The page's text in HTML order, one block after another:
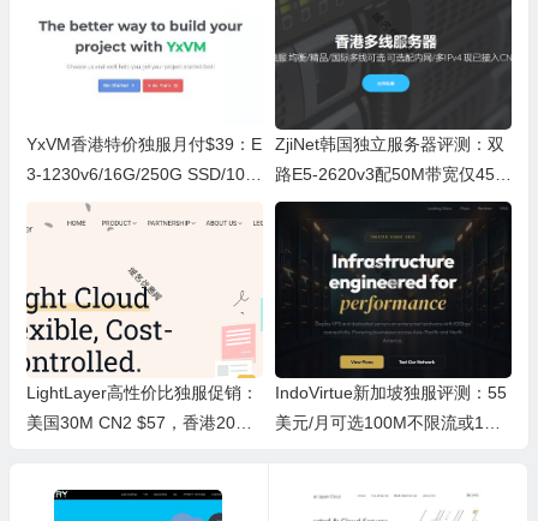
YxVM香港特价独服月付$39：E
3-1230v6/16G/250G SSD/10T
ZjiNet韩国独立服务器评测：双
路E5-2620v3配50M带宽仅450
元每月
LightLayer高性价比独服促销：
美国30M CN2 $57，香港20M
IndoVirtue新加坡独服评测：55
美元/月可选100M不限流或1Gb